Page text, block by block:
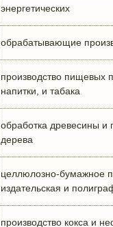
энергетических
обрабатывающие
производство пищевых
напитки, и табака
обработка древесины и
дерева
целлюлозно-бумажное
издательская и
производство кокса и